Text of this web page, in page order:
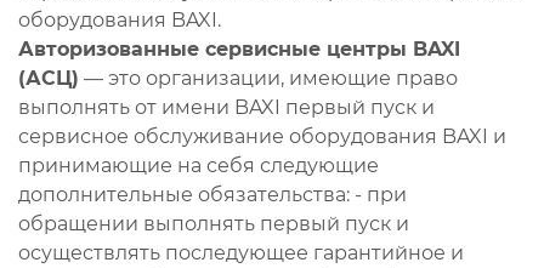
оборудования BAXI.
Авторизованные сервисные центры BAXI
(АСЦ) — это организации, имеющие право
выполнять от имени BAXI первый пуск и
сервисное обслуживание оборудования BAXI и
принимающие на себя следующие
дополнительные обязательства: - при
обращении выполнять первый пуск и
осуществлять последующее гарантийное и